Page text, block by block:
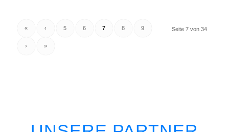
Seite 7 von 34
« ‹ 5 6 7 8 9
› »